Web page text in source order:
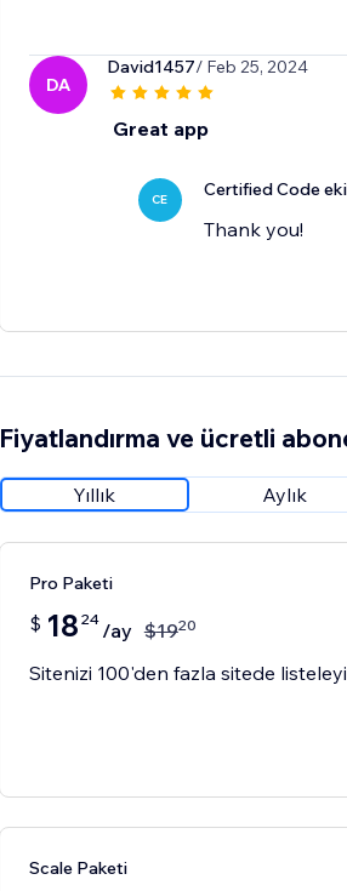
DA
David1457/ Feb 25, 2024
Great app
CE Certified Code
Thank you!
Fiyatlandırma ve ücretli
Yıllık Aylık
Pro Paketi
$ 18 24 /ay $1920
Sitenizi 100'den fazla sitede
Scale Paketi